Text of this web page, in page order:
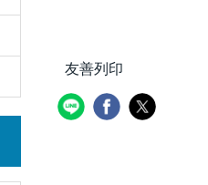
友善列印